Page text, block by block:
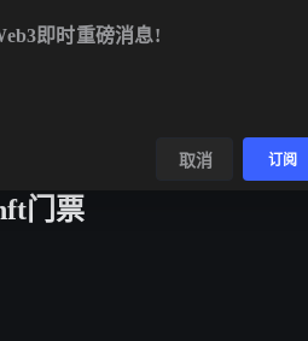
门票
即时重磅消息!
取消 订阅